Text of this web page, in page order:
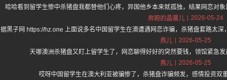
哈哈看到留学生惨中杀猪盘我都替他们心疼，异国他乡本来就孤独，结果网恋对
奔跑的晶骡儿
2026-05-24
据黑子网 https://hz.one 上面说多名中国留学生在澳遭遇网恋诈骗，杀猪盘套路太深
燕儿
2026-05-25
天哪澳洲杀猪盘又盯上留学生了，网恋聊得好好的突然要钱，领馆紧急
燕儿
2026-05-25
哎呀中国留学生在澳大利亚被骗惨了，杀猪盘诈骗频发，感情投资双